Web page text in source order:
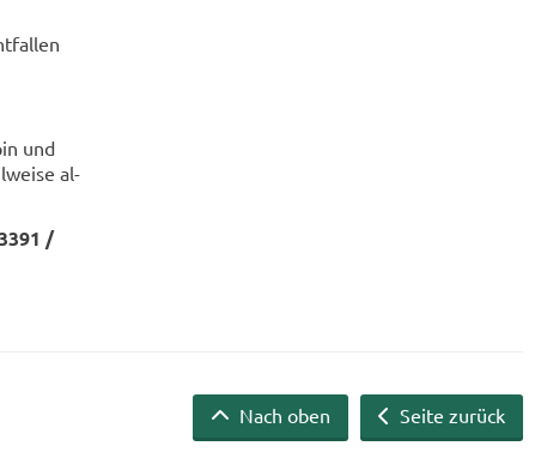
und
al­
/
Seite zurück
Nach oben